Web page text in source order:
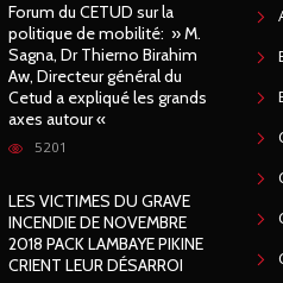
Forum du CETUD sur la
politique de mobilité: » M.
Sagna, Dr Thierno Birahim
Aw, Directeur général du
Cetud a expliqué les grands
axes autour «
5201
LES VICTIMES DU GRAVE
INCENDIE DE NOVEMBRE
2018 PACK LAMBAYE PIKINE
CRIENT LEUR DÉSARROI